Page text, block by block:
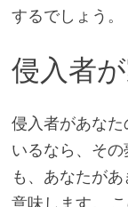
するでしょう。
侵入者
侵入者があな
いるなら、そ
も、あなたが